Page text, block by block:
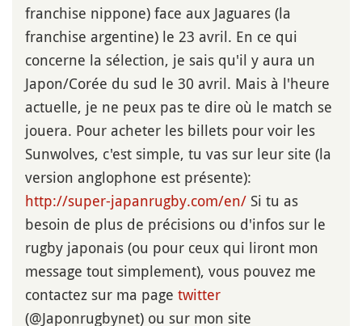
franchise nippone) face aux Jaguares (la
franchise argentine) le 23 avril. En ce qui
concerne la sélection, je sais qu'il y aura un
Japon/Corée du sud le 30 avril. Mais à l'heure
actuelle, je ne peux pas te dire où le match se
jouera. Pour acheter les billets pour voir les
Sunwolves, c'est simple, tu vas sur leur site (la
version anglophone est présente):
http://super-japanrugby.com/en/ Si tu as
besoin de plus de précisions ou d'infos sur le
rugby japonais (ou pour ceux qui liront mon
message tout simplement), vous pouvez me
contactez sur ma page twitter
(@Japonrugbynet) ou sur mon site